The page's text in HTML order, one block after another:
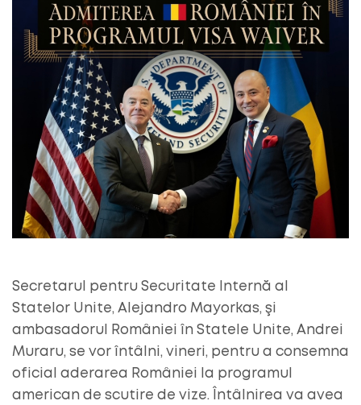
Secretarul pentru Securitate Internă al
Statelor Unite, Alejandro Mayorkas, şi
ambasadorul României în Statele Unite, Andrei
Muraru, se vor întâlni, vineri, pentru a consemna
oficial aderarea României la programul
american de scutire de vize. Întâlnirea va avea